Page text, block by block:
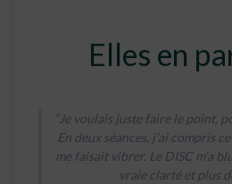
Elles en
“Je voulais juste faire le point,
En deux séances, j’ai compris
me faisait vibrer. Le DISC m’a
vraie clarté et plus